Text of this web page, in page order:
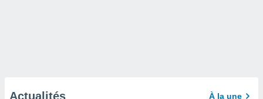
Actualités À la une